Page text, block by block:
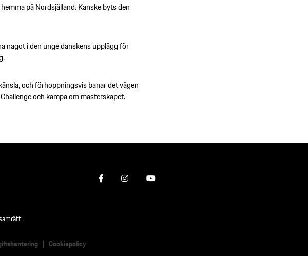
på Nordsjälland. Kanske byts den
något i den unge danskens upplägg för
och förhoppningsvis banar det vägen
och kämpa om mästerskapet.
Cookiepolicy